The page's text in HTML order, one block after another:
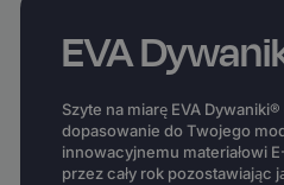
EVA
Szyte na miarę EVA
dopasowanie do Twojego
innowacyjnemu materiałowi
przez cały rok pozostawiając